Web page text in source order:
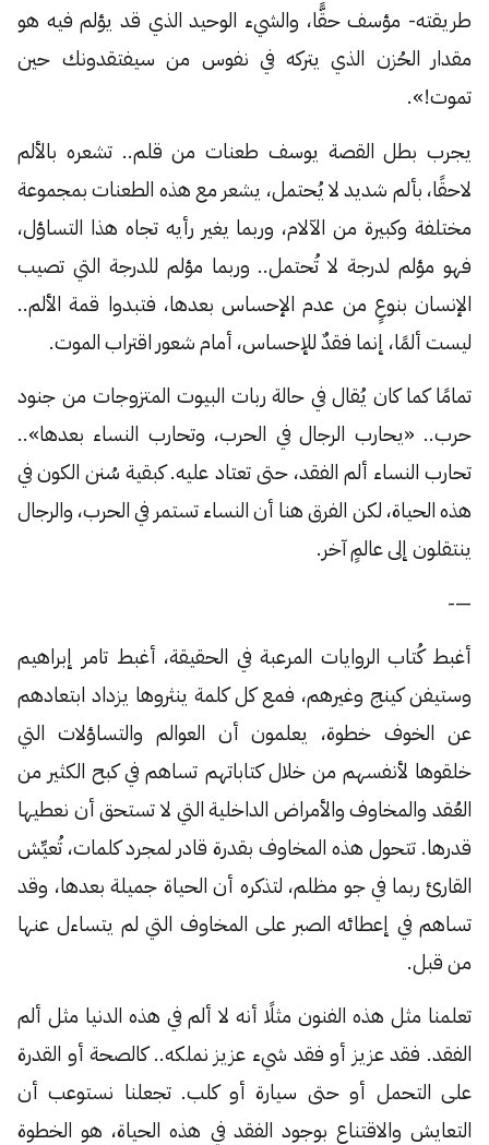
طريقته- مؤسف حقًّا، والشيء الوحيد الذي قد يؤلم فيه هو
مقدار الحُزن الذي يتركه في نفوس من سيفتقدونك حين
تموت!».
يجرب بطل القصة يوسف طعنات من قلم.. تشعره بالألم
لاحقًا، بألم شديد لا يُحتمل، يشعر مع هذه الطعنات بمجموعة
مختلفة وكبيرة من الآلام، وربما يغير رأيه تجاه هذا التساؤل،
فهو مؤلم لدرجة لا تُحتمل.. وربما مؤلم للدرجة التي تصيب
الإنسان بنوعٍ من عدم الإحساس بعدها، فتبدوا قمة الألم..
ليست ألمًا، إنما فقدٌ للإحساس، أمام شعور اقتراب الموت.
تمامًا كما كان يُقال في حالة ربات البيوت المتزوجات من جنود
حرب.. «يحارب الرجال في الحرب، وتحارب النساء بعدها»..
تحارب النساء ألم الفقد، حتى تعتاد عليه. كبقية سُنن الكون في
هذه الحياة، لكن الفرق هنا أن النساء تستمر في الحرب، والرجال
ينتقلون إلى عالمٍ آخر.
—-
أغبط كُتاب الروايات المرعبة في الحقيقة، أغبط تامر إبراهيم
وستيفن كينج وغيرهم، فمع كل كلمة ينثروها يزداد ابتعادهم
عن الخوف خطوة، يعلمون أن العوالم والتساؤلات التي
خلقوها لأنفسهم من خلال كتاباتهم تساهم في كبح الكثير من
العُقد والمخاوف والأمراض الداخلية التي لا تستحق أن نعطيها
قدرها. تتحول هذه المخاوف بقدرة قادر لمجرد كلمات، تُعيِّش
القارئ ربما في جو مظلم، لتذكره أن الحياة جميلة بعدها، وقد
تساهم في إعطائه الصبر على المخاوف التي لم يتساءل عنها
من قبل.
تعلمنا مثل هذه الفنون مثلًا أنه لا ألم في هذه الدنيا مثل ألم
الفقد. فقد عزيز أو فقد شيء عزيز نملكه.. كالصحة أو القدرة
على التحمل أو حتى سيارة أو كلب. تجعلنا نستوعب أن
التعايش والاقتناع بوجود الفقد في هذه الحياة، هو الخطوة